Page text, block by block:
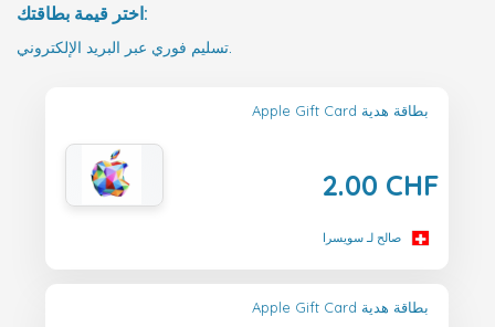
اختر قيمة بطاقتك:
تسليم فوري عبر البريد الإلكتروني.
Apple Gift Card بطاقة هدية
2.00 CHF
صالح لـ سويسرا
Apple Gift Card بطاقة هدية